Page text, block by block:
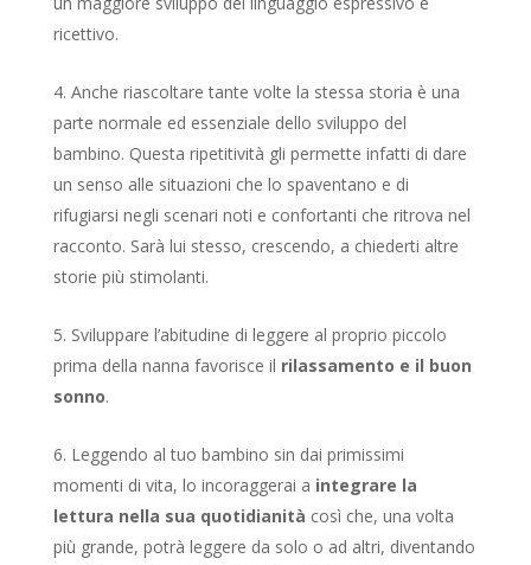
ricettivo.
Anche riascoltare tante volte la stessa storia è una
parte normale ed essenziale dello sviluppo del
bambino. Questa ripetitività gli permette infatti di dare
un senso alle situazioni che lo spaventano e di
rifugiarsi negli scenari noti e confortanti che ritrova nel
racconto. Sarà lui stesso, crescendo, a chiederti altre
storie più stimolanti.
Sviluppare l’abitudine di leggere al proprio piccolo
prima della nanna favorisce il rilassamento e il buon
sonno.
Leggendo al tuo bambino sin dai primissimi
momenti di vita, lo incoraggerai a integrare la
lettura nella sua quotidianità così che, una volta
più grande, potrà leggere da solo o ad altri, diventando